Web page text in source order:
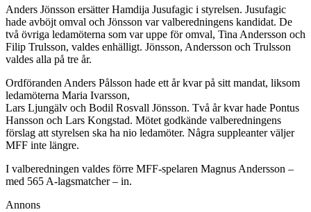
Anders Jönsson ersätter Hamdija Jusufagic i styrelsen. Jusufagic
hade avböjt omval och Jönsson var valberedningens kandidat. De
två övriga ledamöterna som var uppe för omval, Tina Andersson och
Filip Trulsson, valdes enhälligt. Jönsson, Andersson och Trulsson
valdes alla på tre år.
Ordföranden Anders Pålsson hade ett år kvar på sitt mandat, liksom
ledamöterna Maria Ivarsson,
Lars Ljungälv och Bodil Rosvall Jönsson. Två år kvar hade Pontus
Hansson och Lars Kongstad. Mötet godkände valberedningens
förslag att styrelsen ska ha nio ledamöter. Några suppleanter väljer
MFF inte längre.
I valberedningen valdes förre MFF-spelaren Magnus Andersson –
med 565 A-lagsmatcher – in.
Annons